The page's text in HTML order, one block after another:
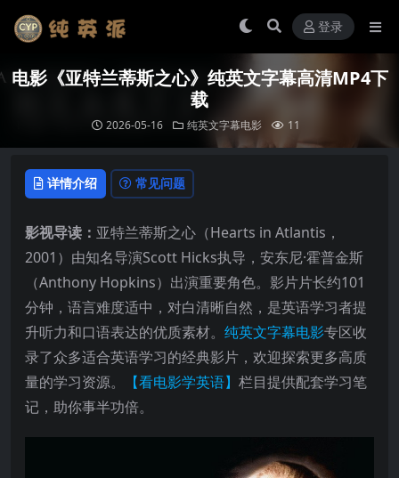
登录
电影《亚特兰蒂斯之心》纯英文字幕高清MP4下
载
2026-05-16 纯英文字幕电影 11
详情介绍 常见问题
影视导读： 亚特兰蒂斯之心（Hearts in Atlantis，
2001）由知名导演Scott Hicks执导，安东尼·霍普金斯
（Anthony Hopkins）出演重要角色。影片片长约101
分钟，语言难度适中，对白清晰自然，是英语学习者提
升听力和口语表达的优质素材。 纯英文字幕电影专区收
录了众多适合英语学习的经典影片，欢迎探索更多高质
量的学习资源。
【看电影学英语】 栏目提供配套学习笔
记，助你事半功倍。